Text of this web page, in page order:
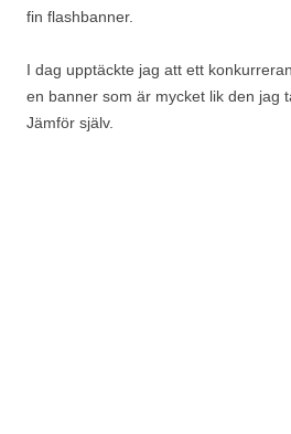
fin flashbanner.
I dag upptäckte jag att ett
en banner som är mycket lik den jag
Jämför själv.